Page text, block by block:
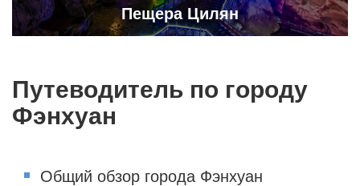
Пещера Цилян
Путеводитель по городу
Фэнхуан
Общий обзор города Фэнхуан